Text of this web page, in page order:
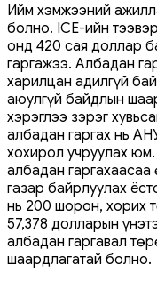
Ийм хэмжээний
болно. ICE-ийн
онд 420 сая доллар
гаргажээ. Албадан
харилцан адилгүй
аюулгүй байдлын
хэрэглээ зэрэг
албадан гаргах нь
хохирол учруулах
албадан
газар байрлуулах
нь 200 шорон, хорих
57,378 долларын
албадан гаргавал
шаардлагатай болно.